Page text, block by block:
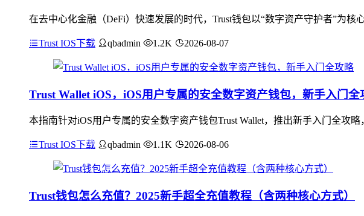
在去中心化金融（DeFi）快速发展的时代，Trust钱包以“数字资产守护者”为
Trust IOS下载 qbadmin 1.2K 2026-08-07
Trust Wallet iOS，iOS用户专属的安全数字资产钱包，新手入门全
本指南针对iOS用户专属的安全数字资产钱包Trust Wallet，推出新手入门全攻
Trust IOS下载 qbadmin 1.1K 2026-08-06
Trust钱包怎么充值？2025新手超全充值教程（含两种核心方式）